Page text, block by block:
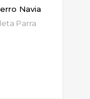
Navia
Parra